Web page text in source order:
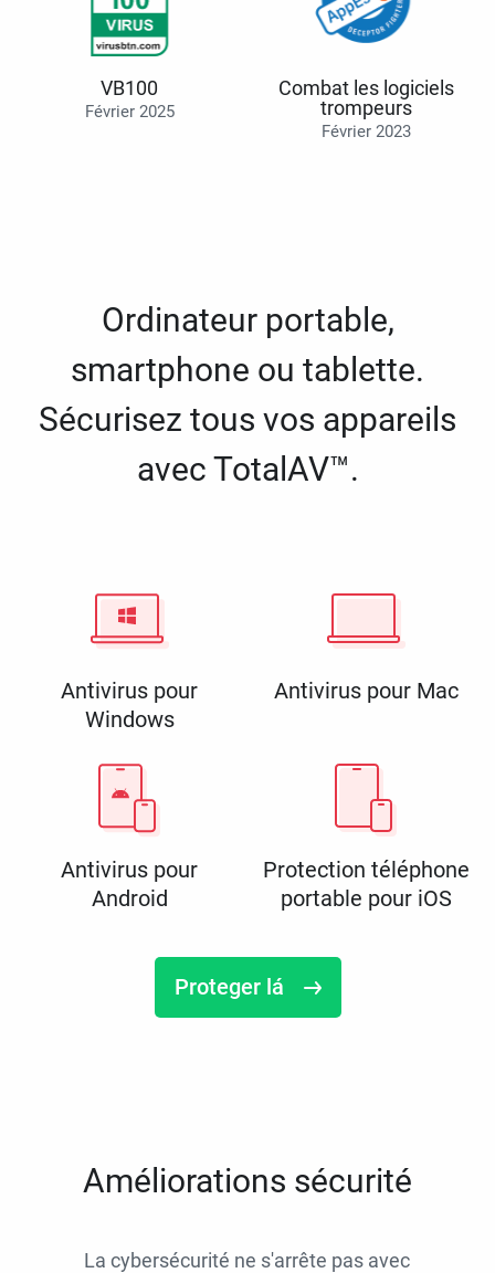
VB100
Février 2025
Combat les logiciels
trompeurs
Février 2023
Ordinateur portable,
smartphone ou tablette.
Sécurisez tous vos appareils
avec TotalAV™.
Antivirus pour
Windows
Antivirus pour Mac
Antivirus pour
Android
Protection téléphone
portable pour iOS
Proteger lá
Améliorations sécurité
La cybersécurité ne s'arrête pas avec